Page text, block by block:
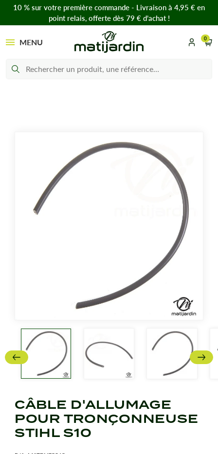
10 % sur votre première commande - Livraison à 4,95 € en
point relais, offerte dès 79 € d’achat !
MENU 0
CÂBLE D'ALLUMAGE
POUR TRONÇONNEUSE
STIHL S10